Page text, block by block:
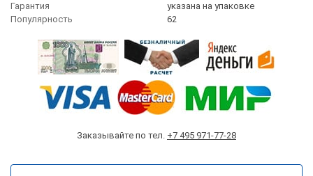
Гарантия
указана на упаковке
Популярность
62
Заказывайте по тел. +7 495 971-77-28